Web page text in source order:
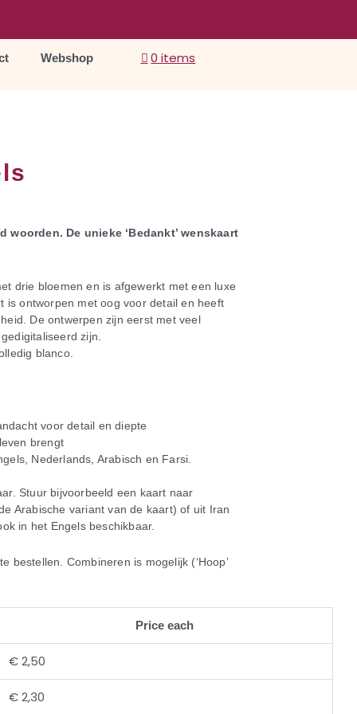
Webshop 0 items
woorden. De unieke ‘Bedankt’ wenskaart
drie bloemen en is afgewerkt met een luxe
is ontworpen met oog voor detail en heeft
De ontwerpen zijn eerst met veel
zijn.
blanco.
voor detail en diepte
brengt
Nederlands, Arabisch en Farsi.
Stuur bijvoorbeeld een kaart naar
Arabische variant van de kaart) of uit Iran
in het Engels beschikbaar.
bestellen. Combineren is mogelijk (‘Hoop’
Price each
€2,50
€2,30